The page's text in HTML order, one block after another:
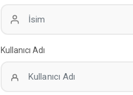
Kullanıcı Adı